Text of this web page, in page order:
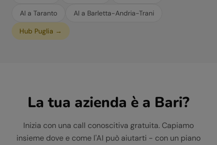
AI a Taranto AI a Barletta-Andria-Trani
Hub Puglia →
La tua azienda è a Bari?
Inizia con una call conoscitiva gratuita. Capiamo
insieme dove e come l'AI può aiutarti - con un piano